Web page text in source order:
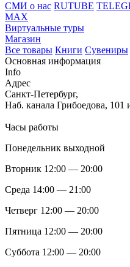
СМИ о нас RUTUBE
MAX
Виртуальные туры
Магазин
Все товары Книги Сувениры
Основная информация
Info
Адрес
Санкт-Петербург,
Наб. канала Грибоедова, 101
Часы работы
Понедельник выходной
Вторник 12:00 — 20:00
Среда 14:00 — 21:00
Четверг 12:00 — 20:00
Пятница 12:00 — 20:00
Суббота 12:00 — 20:00